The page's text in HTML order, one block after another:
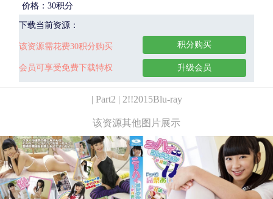
价格：30积分
下载当前资源：
该资源需花费30积分购买
会员可享受免费下载特权
积分购买
升级会员
| Part2 | 2!!2015Blu-ray
该资源其他图片展示